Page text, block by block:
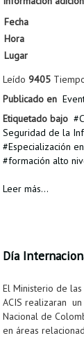
Fecha
Hora
Lugar
Leído 9405
Publicado en
Etiquetado bajo
Seguridad de la
Especialización
formación alto
Leer más...
Día
El Ministerio de
ACIS realizaran
Nacional de
en áreas